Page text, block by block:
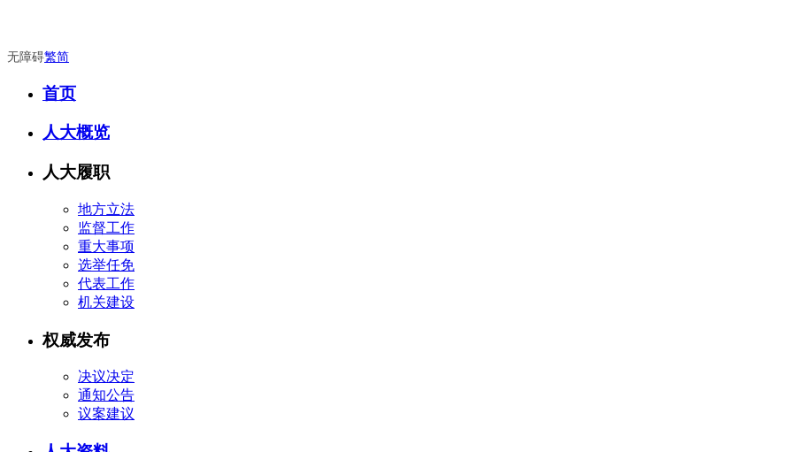
无障碍繁简
首页
人大概览
人大履职
地方立法
监督工作
重大事项
选举任免
代表工作
机关建设
权威发布
决议决定
通知公告
议案建议